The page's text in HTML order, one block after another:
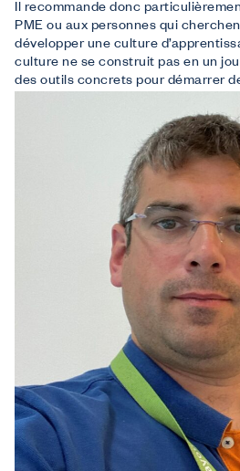
Il recommande donc
PME ou aux personnes qui
développer une culture
culture ne se construit pas en un
des outils concrets pour démarrer